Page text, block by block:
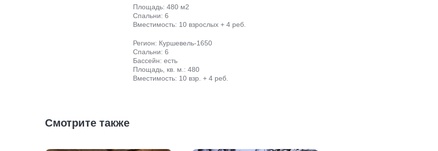
Площадь: 480 м2
Спальни: 6
Вместимость: 10 взрослых + 4 реб.
Регион: Куршевель-1650
Спальни: 6
Бассейн: есть
Площадь, кв. м.: 480
Вместимость: 10 взр. + 4 реб.
Смотрите также